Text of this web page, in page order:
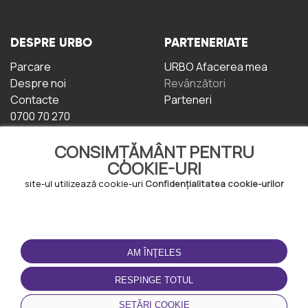
CONSIMȚĂMÂNT PENTRU
COOKIE-URI
site-ul utilizează cookie-uri Confidențialitatea cookie-urilor
AM ÎNŢELES
RESPINGE TOTUL
SETĂRI COOKIE
DESPRE URBO
Parcare
Despre noi
Contacte
0700 70 270
PARTENERIATE
URBO Afacerea mea
Revânzători
Parteneri
TERMENI DE UTILIZARE
Termeni și condiții
Politica de
Confidențialitate
Politica de cookie-uri
DESCĂRCAȚI
APLICAȚIA